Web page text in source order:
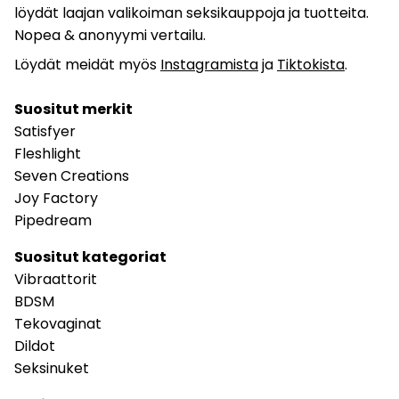
löydät laajan valikoiman seksikauppoja ja tuotteita.
Nopea & anonyymi vertailu.
Löydät meidät myös Instagramistaja Tiktokista.
Suositut merkit
Satisfyer
Fleshlight
Seven Creations
Joy Factory
Pipedream
Suositut kategoriat
Vibraattorit
BDSM
Tekovaginat
Dildot
Seksinuket